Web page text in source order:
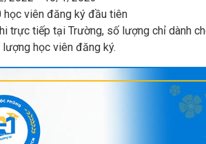
học viên đăng ký đầu tiên
trực tiếp tại Trường, số lượng chỉ dành
học viên đăng ký.